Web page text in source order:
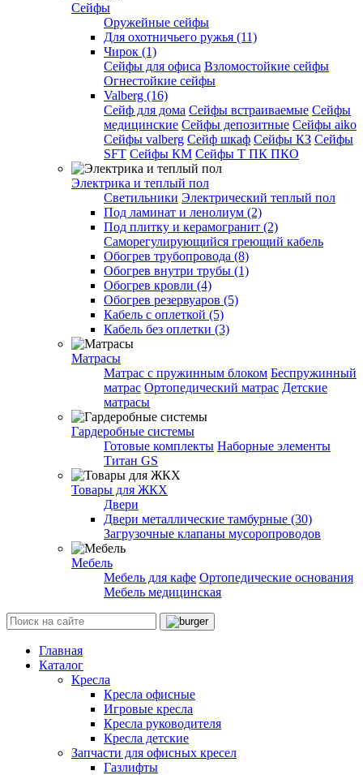
Сейфы
Оружейные сейфы
Для охотничьего ружья (11)
Чирок (1)
Сейфы для офиса Взломостойкие сейфы
Огнестойкие сейфы
Valberg (16)
Cейф для дома Сейфы встраиваемые Сейфы
медицинские Сейфы депозитные Сейфы aiko
Сейфы valberg Сейф шкаф Сейфы КЗ Сейфы
SFT Сейфы КМ Сейфы Т ПК ПКО
Электрика и теплый пол
Светильники Электрический теплый пол
Под ламинат и ленолиум (2)
Под плитку и керамогранит (2)
Саморегулирующийся греющий кабель
Обогрев трубопровода (8)
Обогрев внутри трубы (1)
Обогрев кровли (4)
Обогрев резервуаров (5)
Кабель с оплеткой (5)
Кабель без оплетки (3)
Матрасы
Матрас с пружинным блоком Беспружинный
матрас Ортопедический матрас Детские
матрасы
Гардеробные системы
Готовые комплекты Наборные элементы
Титан GS
Товары для ЖКХ
Двери
Двери металлические тамбурные (30)
Загрузочные клапаны мусоропроводов
Мебель
Мебель для кафе Ортопедические основания
Мебель медицинская
Главная
Каталог
Кресла
Кресла офисные
Игровые кресла
Кресла руководителя
Кресла детские
Запчасти для офисных кресел
Газлифты